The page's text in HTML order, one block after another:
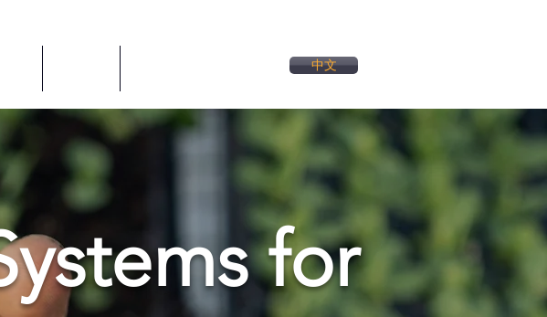
中文
for